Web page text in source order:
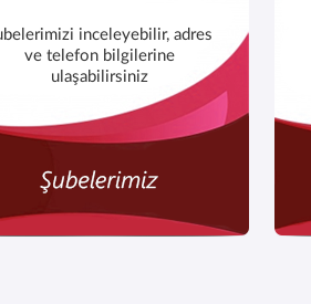
inceleyebilir, adres
ve telefon bilgilerine
ulaşabilirsiniz